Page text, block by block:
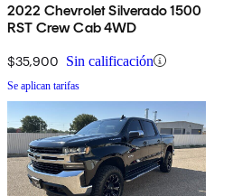
2022 Chevrolet Silverado 1500
RST Crew Cab 4WD
$35,900 Sin calificación
Se aplican tarifas